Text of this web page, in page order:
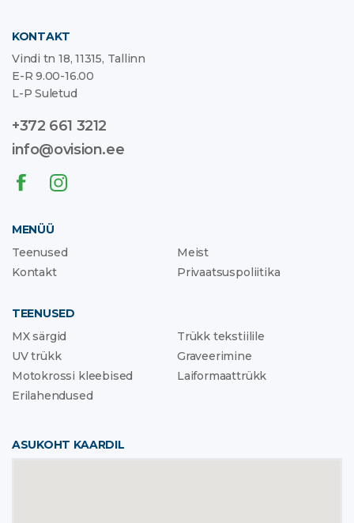
KONTAKT
Vindi tn 18, 11315, Tallinn
E-R 9.00-16.00
L-P Suletud
+372 661 3212
info@ovision.ee
MENÜÜ
Teenused
Meist
Kontakt
Privaatsuspoliitika
TEENUSED
MX särgid
Trükk tekstiilile
UV trükk
Graveerimine
Motokrossi kleebised
Laiformaattrükk
Erilahendused
ASUKOHT KAARDIL